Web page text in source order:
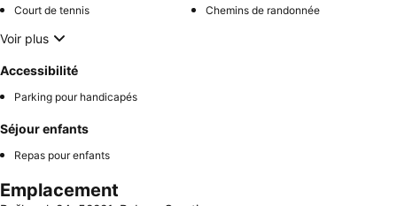
Court de tennis
Chemins de randonnée
Voir plus
Accessibilité
Parking pour handicapés
Séjour enfants
Repas pour enfants
Emplacement